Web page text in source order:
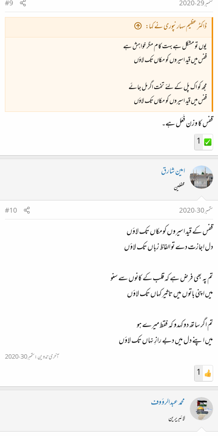
ستمبر 29، 2020 #9
ڈاکٹر عظیم سہارنپوری نے کہا:
یوں تو مشکل ہے بہت کام مگر خواہش ہے
قفس میں قید اسیروں کو مکاں تک لاؤں
مجھ کو اک پل کے لئے تخت اگر مل جائے
قفس میں قید اسیروں کو مکاں تک لاؤں
قفس کا وزن فَعَل ہے۔
1
امین شارق
محفلین
ستمبر 30، 2020
#10
قفس کے قید اسیروں کو مکاں تک لاؤں
دل اجازت دے تو الفاظ زباں تک لاؤں
تم پہ بھی فرض ہے کہ قلب کے کانوں سے سنو
میں اپنی باتوں میں تاثیر کہاں تک لاؤں
تم اگر ساتھ دو کہدو کہ فقط میرے ہو
میں اپنے دل میں دبے رازِ نہاں تک لاؤں
آخری تدوین:ستمبر 30، 2020
1
محمد عبدالرؤوف
لائبریرین